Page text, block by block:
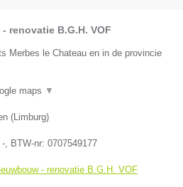
renovatie B.G.H. VOF
Merbes le Chateau en in de provincie
maps ▼
(Limburg)
- , BTW-nr: 0707549177
- renovatie B.G.H. VOF